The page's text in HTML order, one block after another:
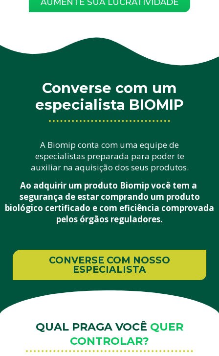
AUMENTE SUA LUCRATIVIDADE
Converse com um
especialista BIOMIP
A Biomip conta com uma equipe de
especialistas preparada para poder te
auxiliar na aquisição dos seus produtos.
Ao adquirir um produto Biomip você tem a
segurança de estar comprando um produto
biológico certificado e com eficiência comprovada
pelos órgãos reguladores.
CONVERSE COM NOSSO
ESPECIALISTA
QUAL PRAGA VOCÊ QUER
CONTROLAR?